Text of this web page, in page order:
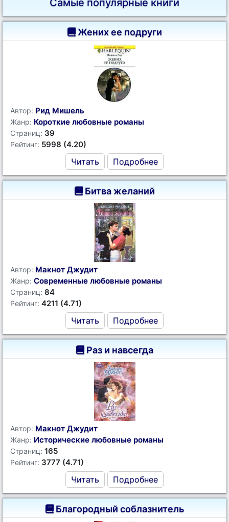
Самые популярные книги
Жених ее подруги
Автор: Рид Мишель
Жанр: Короткие любовные романы
Страниц: 39
Рейтинг: 5998 (4.20)
Читать Подробнее
Битва желаний
Автор: Макнот Джудит
Жанр: Современные любовные романы
Страниц: 84
Рейтинг: 4211 (4.71)
Читать Подробнее
Раз и навсегда
Автор: Макнот Джудит
Жанр: Исторические любовные романы
Страниц: 165
Рейтинг: 3777 (4.71)
Читать Подробнее
Благородный соблазнитель